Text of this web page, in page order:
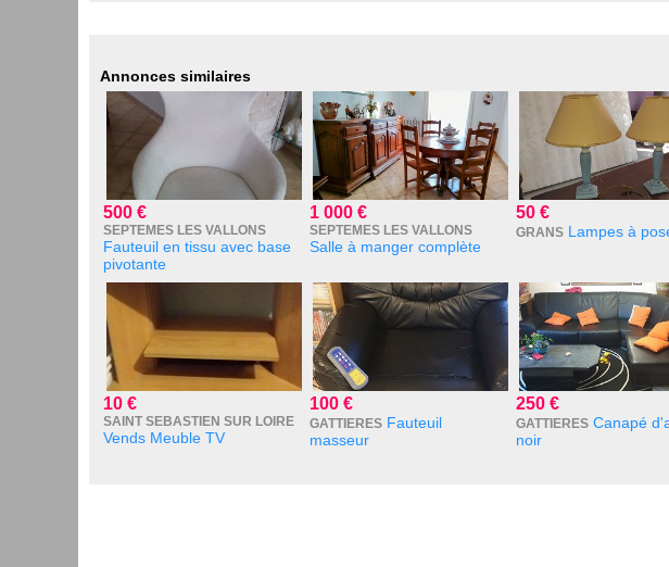
Annonces similaires
500 €
SEPTEMES LES VALLONS
Fauteuil en tissu avec base
pivotante
1 000 €
SEPTEMES LES VALLONS
Salle à manger complète
50 €
GRANS Lampes à
10 €
SAINT SEBASTIEN SUR LOIRE
Vends Meuble TV
100 €
GATTIERES Fauteuil
masseur
250 €
GATTIERES Canapé
noir